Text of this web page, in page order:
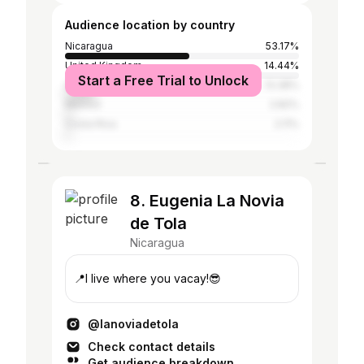
Audience location by country
Nicaragua
53.17%
United Kingdom
14.44%
United States
Start a Free Trial to Unlock
8. Eugenia La Novia
de Tola
Nicaragua
📍I live where you vacay!😎
@lanoviadetola
Check contact details